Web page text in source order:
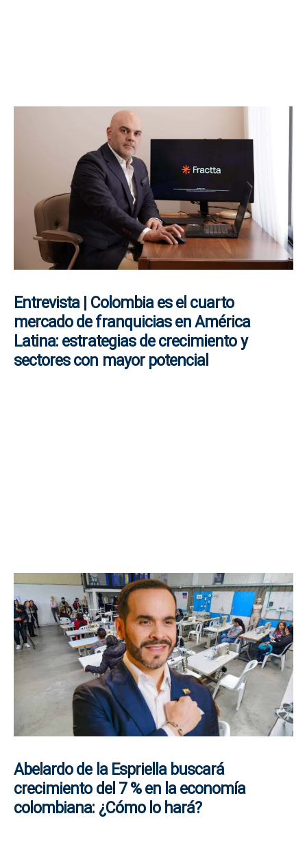
Entrevista | Colombia es el cuarto
mercado de franquicias en América
Latina: estrategias de crecimiento y
sectores con mayor potencial
Abelardo de la Espriella buscará
crecimiento del 7 % en la economía
colombiana: ¿Cómo lo hará?